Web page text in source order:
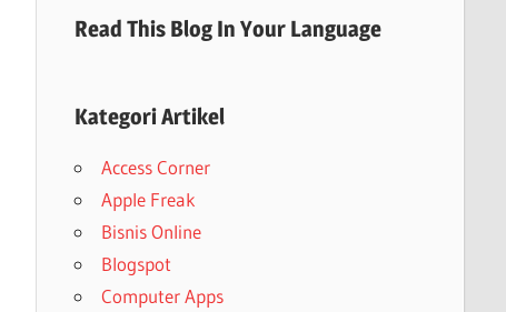
Read This Blog In Your Language
Kategori Artikel
Access Corner
Apple Freak
Bisnis Online
Blogspot
Computer Apps